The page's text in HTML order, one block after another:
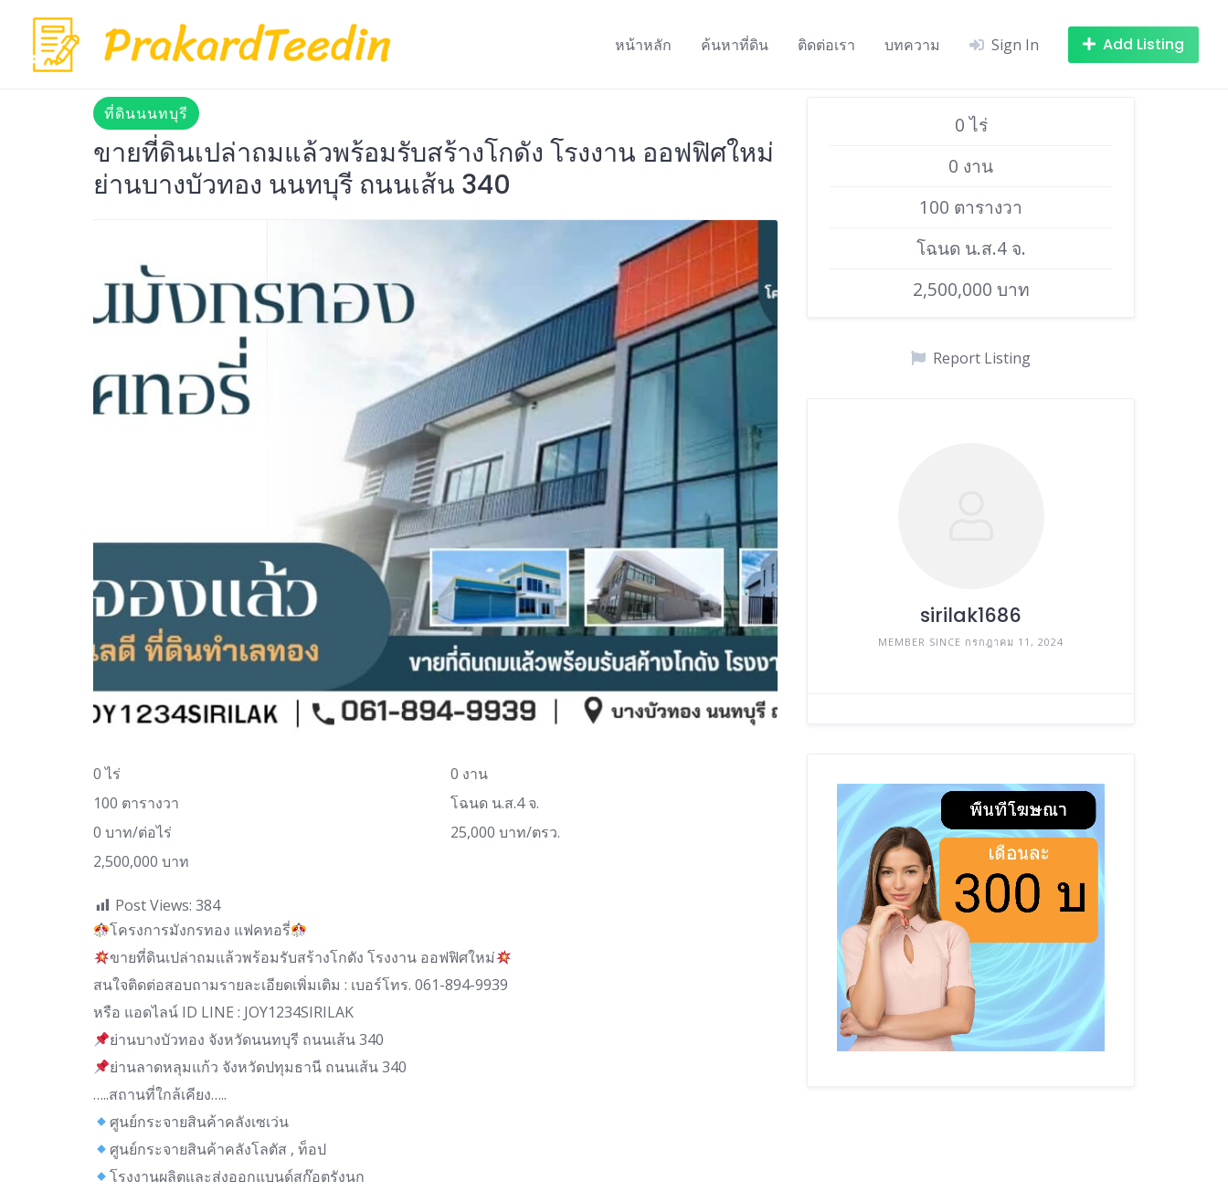
content
หน้าหลัก ค้นหาที่ดิน ติดต่อเรา บทความ Sign In Add Listing
ที่ดินนนทบุรี
ขายที่ดินเปล่าถมแล้วพร้อมรับสร้างโกดัง โรงงาน ออฟฟิศใหม่
ย่านบางบัวทอง นนทบุรี ถนนเส้น 340
0 ไร่
0 งาน
100 ตารางวา
โฉนด น.ส.4 จ.
0 บาท/ต่อไร่
25,000 บาท/ตรว.
2,500,000 บาท
Post Views: 384
โครงการมังกรทอง แฟคทอรี่
ขายที่ดินเปล่าถมแล้วพร้อมรับสร้างโกดัง โรงงาน ออฟฟิศใหม่
สนใจติดต่อสอบถามรายละเอียดเพิ่มเติม : เบอร์โทร. 061-894-9939
หรือ แอดไลน์ ID LINE : JOY1234SIRILAK
ย่านบางบัวทอง จังหวัดนนทบุรี ถนนเส้น 340
ย่านลาดหลุมแก้ว จังหวัดปทุมธานี ถนนเส้น 340
…..สถานที่ใกล้เคียง…..
ศูนย์กระจายสินค้าคลังเซเว่น
ศูนย์กระจายสินค้าคลังโลตัส , ท็อป
โรงงานผลิตและส่งออกแบนด์สก๊อตรังนก
0 ไร่
0 งาน
100 ตารางวา
โฉนด น.ส.4 จ.
2,500,000 บาท
Report Listing
sirilak1686
MEMBER SINCE กรกฎาคม 11, 2024